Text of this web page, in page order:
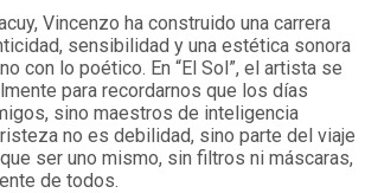
Vincenzo ha construido una carrera
sensibilidad y una estética sonora
con lo poético. En “El Sol”, el artista se
para recordarnos que los días
sino maestros de inteligencia
no es debilidad, sino parte del viaje
ser uno mismo, sin filtros ni máscaras,
de todos.